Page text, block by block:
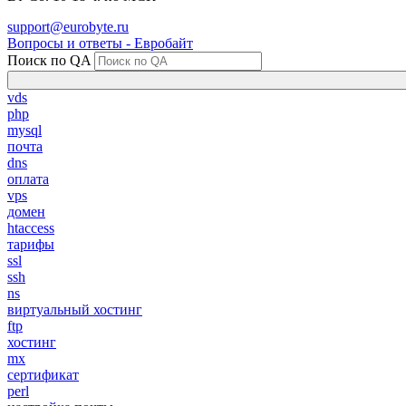
support@eurobyte.ru
Вопросы и ответы - Евробайт
Поиск по QA
vds
php
mysql
почта
dns
оплата
vps
домен
htaccess
тарифы
ssl
ssh
ns
виртуальный хостинг
ftp
хостинг
mx
сертификат
perl